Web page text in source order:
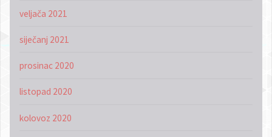
veljača 2021
siječanj 2021
prosinac 2020
listopad 2020
kolovoz 2020